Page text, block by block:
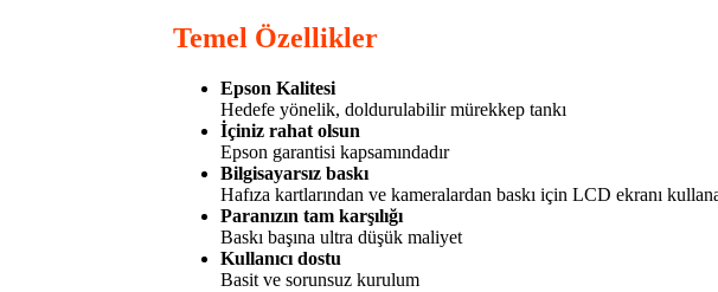
Temel Özellikler
Epson Kalitesi
Hedefe yönelik, doldurulabilir mürekkep tankı
İçiniz rahat olsun
Epson garantisi kapsamındadır
Bilgisayarsız baskı
Hafıza kartlarından ve kameralardan baskı için LCD ekranı
Paranızın tam karşılığı
Baskı başına ultra düşük maliyet
Kullanıcı dostu
Basit ve sorunsuz kurulum